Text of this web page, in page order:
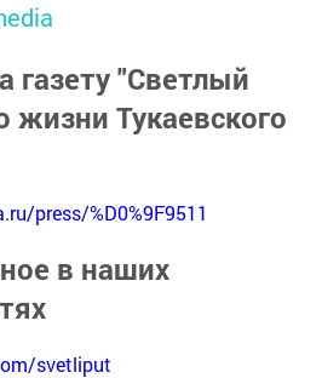
газету "Светлый
жизни Тукаевского
press/%D0%9F9511
в наших
svetliput